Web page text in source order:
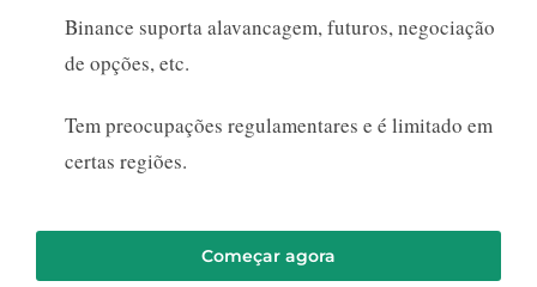
Binance suporta alavancagem, futuros, negociação
de opções, etc.
Tem preocupações regulamentares e é limitado em
certas regiões.
Começar agora